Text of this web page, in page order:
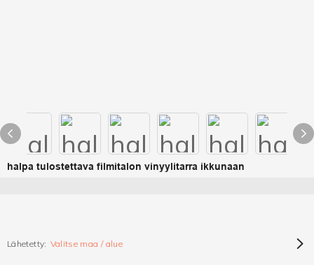
halpa tulostettava filmitalon vinyylitarra ikkunaan
Lähetetty: Valitse maa / alue